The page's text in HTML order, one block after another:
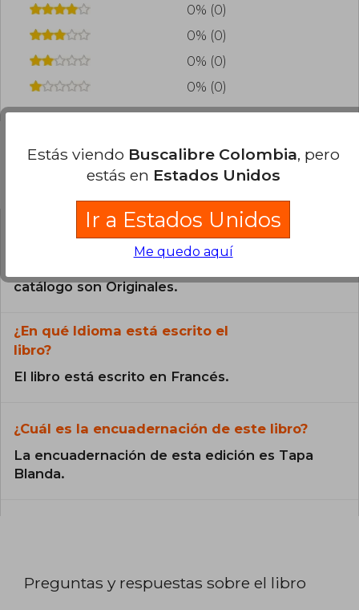
0% (0)
0% (0)
0% (0)
0% (0)
Preguntas frecuentes sobre el libro
¿El libro es original?
catálogo son Originales.
¿En qué Idioma está escrito el
libro?
El libro está escrito en Francés.
¿Cuál es la encuadernación de este libro?
La encuadernación de esta edición es Tapa
Blanda.
Preguntas y respuestas sobre el libro
Estás viendo Buscalibre Colombia, pero
estás en Estados Unidos
Ir a Estados Unidos
Me quedo aquí